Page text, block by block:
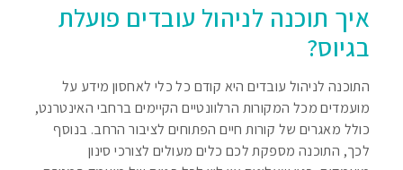
איך תוכנה לניהול עובדים פועלת
בגיוס?
התוכנה לניהול עובדים היא קודם כל כלי לאחסון מידע על
מועמדים מכל המקורות הרלוונטיים הקיימים ברחבי האינטרנט,
כולל מאגרים של קורות חיים הפתוחים לציבור הרחב. בנוסף
לכך, התוכנה מספקת לכם כלים מעולים לצורכי סינון